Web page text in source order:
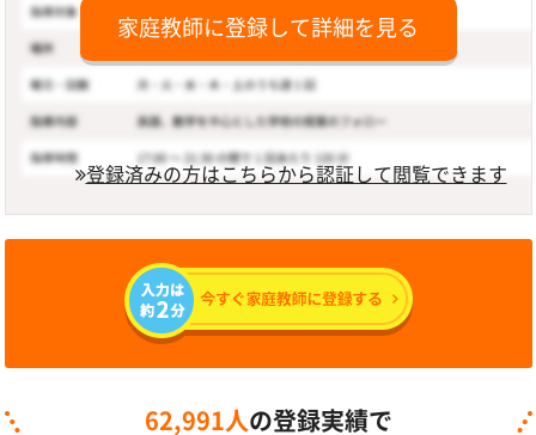
家庭教師に登録して詳細を見る
登録済みの方はこちらから認証して閲覧できます
62,991人 の登録実績で